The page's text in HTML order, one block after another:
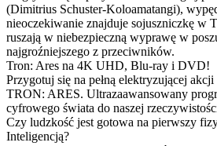
(Dimitrius Schuster-Koloamatangi),
nieoczekiwanie znajduje sojuszniczkę w
ruszają w niebezpieczną wyprawę w
najgroźniejszego z przeciwników.
Tron: Ares na 4K UHD, Blu-ray i DVD!
Przygotuj się na pełną elektryzującej
TRON: ARES. Ultrazaawansowany
cyfrowego świata do naszej
Czy ludzkość jest gotowa na pierwszy
Inteligencją?